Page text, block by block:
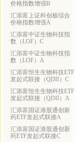
价格指数增强B
汇添富上证科创板综合
价格指数增强A
汇添富中证生物科技指
数（LOF）C
汇添富中证生物科技指
数（LOF）A
汇添富恒生生物科技ETF
发起式联接（QDII）C
汇添富恒生生物科技ETF
发起式联接（QDII）A
汇添富国证港股通创新
药ETF发起式联接A
汇添富国证港股通创新
药ETF发起式联接C